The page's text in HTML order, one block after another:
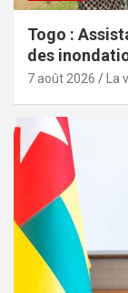
Togo :
des
7 août 2026